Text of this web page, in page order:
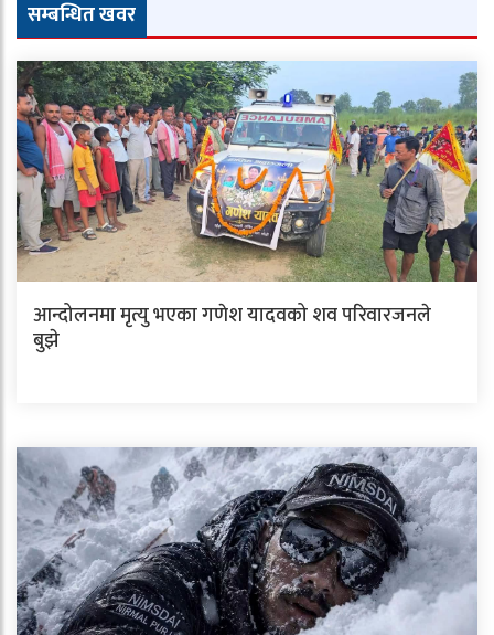
सम्बन्धित खवर
आन्दोलनमा मृत्यु भएका गणेश यादवको शव परिवारजनले
बुझे